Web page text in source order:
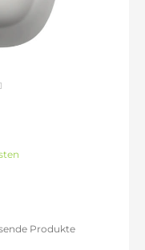
Produkte